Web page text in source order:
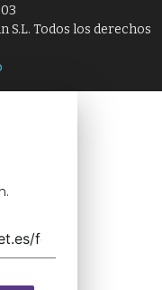
S.L. Todos los derechos